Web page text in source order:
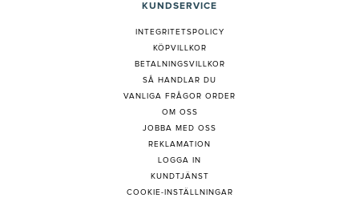
KUNDSERVICE
INTEGRITETSPOLICY
KÖPVILLKOR
BETALNINGSVILLKOR
SÅ HANDLAR DU
VANLIGA FRÅGOR ORDER
OM OSS
JOBBA MED OSS
REKLAMATION
LOGGA IN
KUNDTJÄNST
COOKIE-INSTÄLLNINGAR